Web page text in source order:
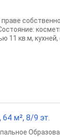
11 кв.м, кухней,
64 м², 8/9 эт.